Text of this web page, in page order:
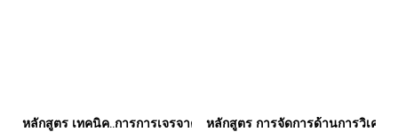
หลักสูตร เทคนิค..การการเจรจาต่อรองข้อเรียกร้องของสหภาพแรงง
หลักสูตร การจัดการด้านการวิเคร